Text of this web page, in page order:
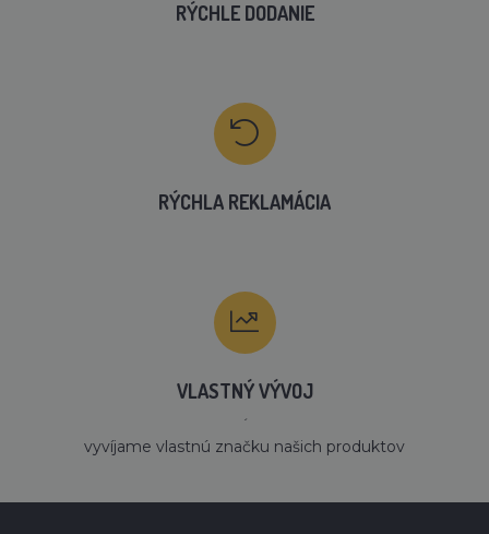
RÝCHLE DODANIE
RÝCHLA REKLAMÁCIA
VLASTNÝ VÝVOJ
´
vyvíjame vlastnú značku našich produktov